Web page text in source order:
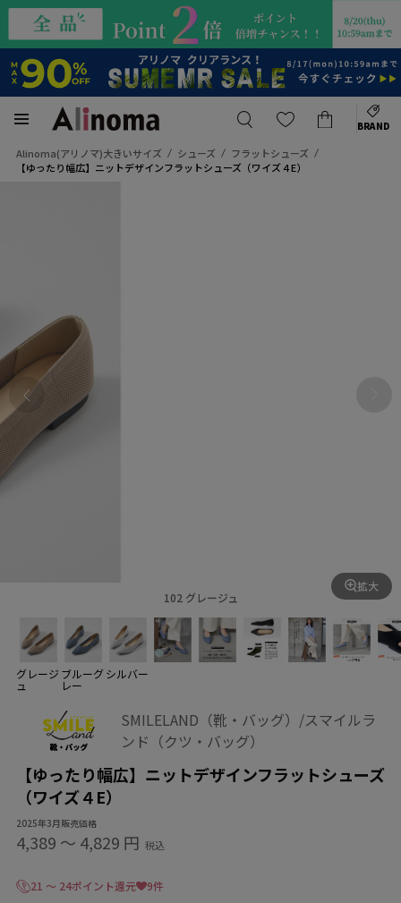
BRAND
Alinoma(アリノマ)大きいサイズ シューズ
フラットシューズ
【ゆったり幅広】ニットデザインフラットシューズ（ワイズ４E）
102 グレージュ
拡大
グレージ
ュ
ブルーグ
レー
シルバー
SMILELAND（靴・バッグ）/スマイルラ
ンド（クツ・バッグ）
【ゆったり幅広】ニットデザインフラットシューズ
（ワイズ４E）
2025年3月販売価格
4,389 〜 4,829 円 税込
21 ～ 24ポイント還元 9件